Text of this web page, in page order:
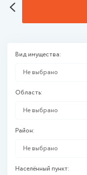
Вид имущества:
Не выбрано
Область:
Не выбрано
Район:
Не выбрано
Населённый пункт: